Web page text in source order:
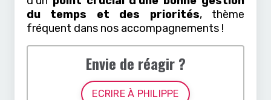
du temps et des priorités, thème
fréquent dans nos accompagnements !
Envie de réagir ?
ECRIRE À PHILIPPE